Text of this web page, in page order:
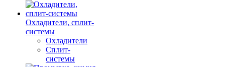
Охладители, сплит-
системы
Охладители
Сплит-
системы